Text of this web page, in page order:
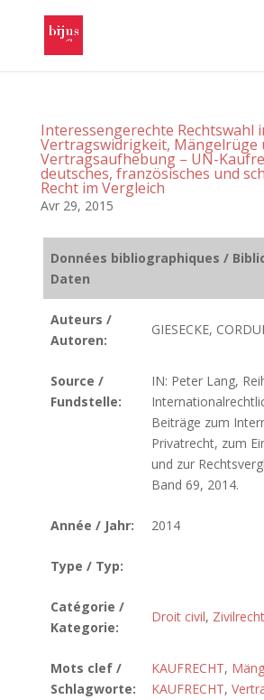
Interessengerechte Rechtswahl
Vertragswidrigkeit, Mängelrüge
Vertragsaufhebung – UN-
deutsches, französisches und
Recht im Vergleich
Avr 29, 2015
Données bibliographiques /
Daten
Auteurs /
Autoren:
GIESECKE,
Source /
Fundstelle:
IN: Peter Lang,
Beiträge zum
Privatrecht, zum
und zur
Band 69, 2014.
Année / Jahr: 2014
Type / Typ:
Catégorie /
Kategorie:
Droit civil, Zivilrecht
Mots clef /
Schlagworte:
KAUFRECHT,
KAUFRECHT,